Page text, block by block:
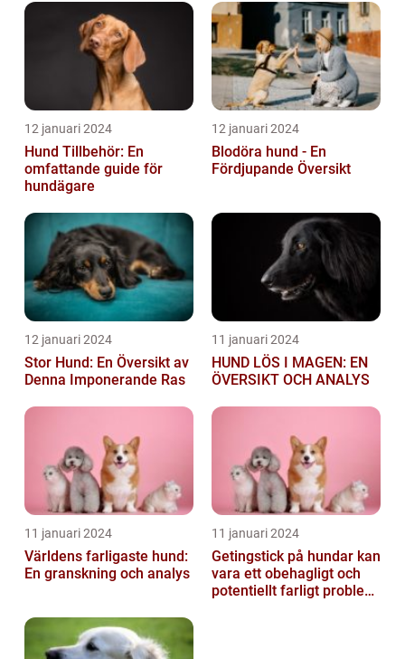
och nackde...
12 januari 2024
Hund Tillbehör: En
omfattande guide för
hundägare
12 januari 2024
Blodöra hund - En
Fördjupande Översikt
12 januari 2024
Stor Hund: En Översikt av
Denna Imponerande Ras
11 januari 2024
HUND LÖS I MAGEN: EN
ÖVERSIKT OCH ANALYS
11 januari 2024
Världens farligaste hund:
En granskning och analys
11 januari 2024
Getingstick på hundar kan
vara ett obehagligt och
potentiellt farligt problem